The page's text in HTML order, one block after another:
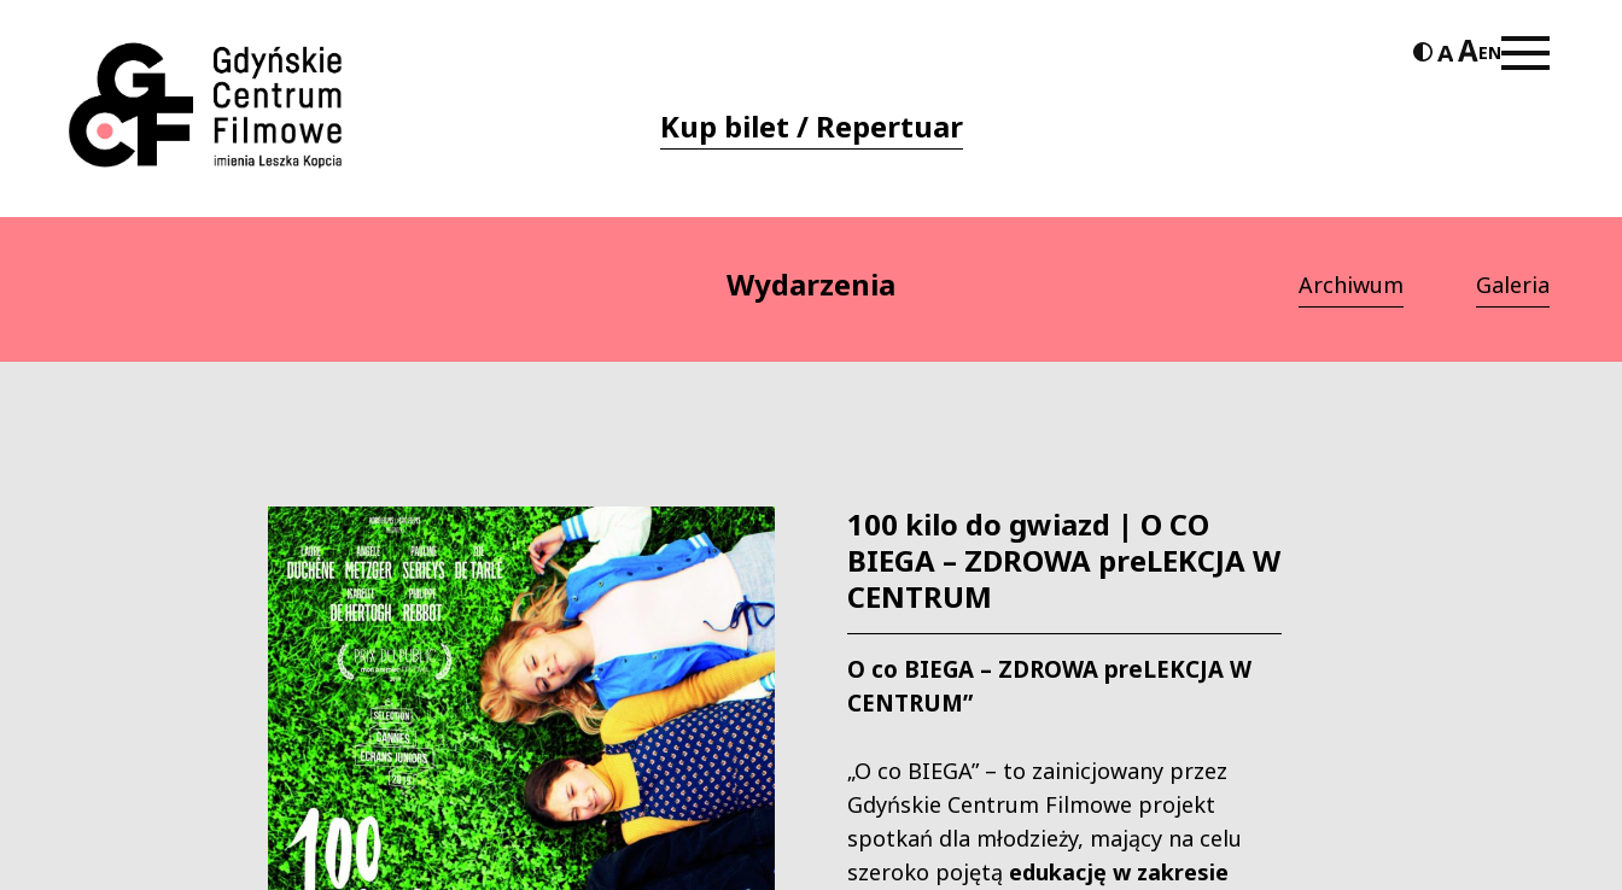
Kup bilet / Repertuar
EN
Wydarzenia Archiwum Galeria
100 kilo do gwiazd | O CO
BIEGA – ZDROWA preLEKCJA W
CENTRUM
O co BIEGA – ZDROWA preLEKCJA W
CENTRUM”
„O co BIEGA” – to zainicjowany przez
Gdyńskie Centrum Filmowe projekt
spotkań dla młodzieży, mający na celu
szeroko pojętą edukację w zakresie